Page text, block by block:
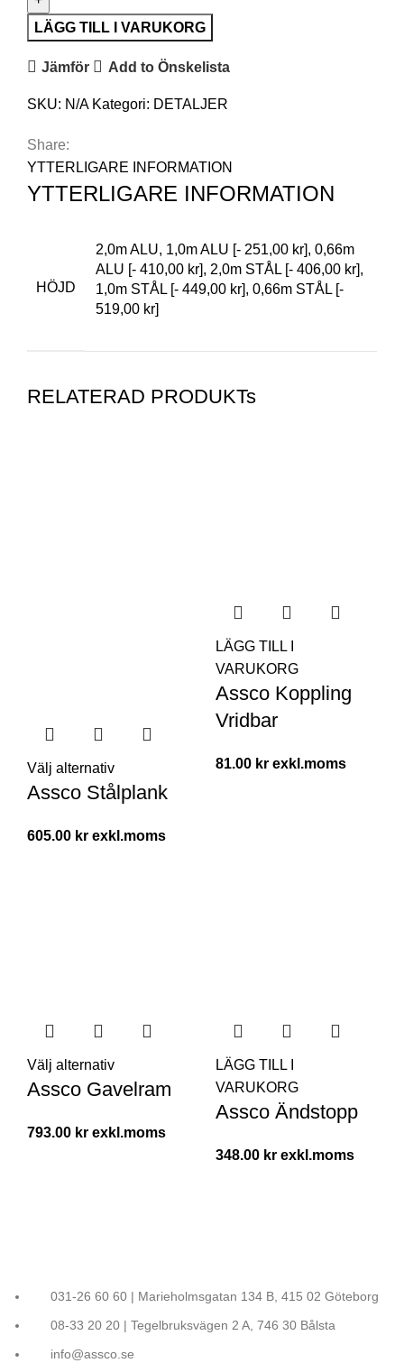
LÄGG TILL I VARUKORG
Jämför Add to Önskelista
SKU: N/A Kategori: DETALJER
Share:
YTTERLIGARE INFORMATION
YTTERLIGARE INFORMATION
HÖJD
2,0m ALU, 1,0m ALU [- 251,00 kr], 0,66m
ALU [- 410,00 kr], 2,0m STÅL [- 406,00 kr],
1,0m STÅL [- 449,00 kr], 0,66m STÅL [-
519,00 kr]
RELATERAD PRODUKTs
Välj alternativ
Assco Stålplank
605.00 kr
LÄGG TILL I
VARUKORG
Assco Koppling
Vridbar
81.00 kr
Välj alternativ
Assco Gavelram
793.00 kr
LÄGG TILL I
VARUKORG
Assco Ändstopp
348.00 kr
031-26 60 60 | Marieholmsgatan 134 B, 415 02 Göteborg
08-33 20 20 | Tegelbruksvägen 2 A, 746 30 Bålsta
info@assco.se